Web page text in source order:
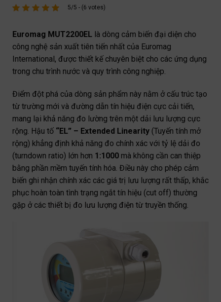
5/5 - (6 votes)
Euromag MUT2200EL là dòng cảm biến đại diện cho
công nghệ sản xuất tiên tiến nhất của Euromag
International, được thiết kế chuyên biệt cho các ứng dụng
trong chu trình nước và quy trình công nghiệp.
Điểm đột phá của dòng sản phẩm này nằm ở cấu trúc tạo
từ trường mới và đường dẫn tín hiệu điện cực cải tiến,
mang lại khả năng đo lường trên một dải lưu lượng cực
rộng. Hậu tố “EL” – Extended Linearity (Tuyến tính mở
rộng) khẳng định khả năng đo chính xác với tỷ lệ dải đo
(turndown ratio) lớn hơn 1:1000 mà không cần can thiệp
bằng phần mềm tuyến tính hóa. Điều này cho phép cảm
biến ghi nhận chính xác các giá trị lưu lượng rất thấp, khắc
phục hoàn toàn tình trạng ngắt tín hiệu (cut off) thường
gặp ở các thiết bị đo lưu lượng điện từ truyền thống.